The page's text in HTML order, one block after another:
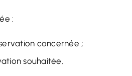
:
concernée ;
souhaitée.